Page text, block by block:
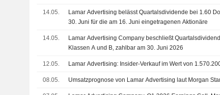
14.05.
Lamar Advertising belässt Quartalsdividende bei 1.60
30. Juni für die am 16. Juni eingetragenen Aktionäre
14.05.
Lamar Advertising Company beschließt
Klassen A und B, zahlbar am 30. Juni 2026
12.05. Lamar Advertising: Insider-Verkauf im Wert von
08.05. Umsatzprognose von Lamar Advertising laut Morgan